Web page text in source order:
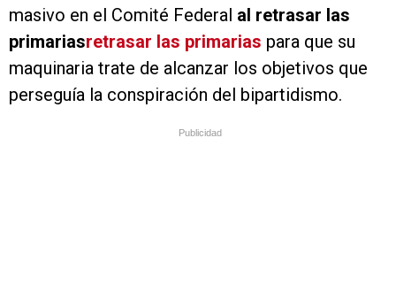
masivo en el Comité Federal al retrasar las
primariasretrasar las primarias para que su
maquinaria trate de alcanzar los objetivos que
perseguía la conspiración del bipartidismo.
Publicidad